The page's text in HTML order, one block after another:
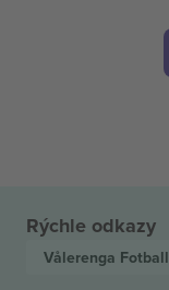
Rýchle odkazy
Vålerenga Fotball